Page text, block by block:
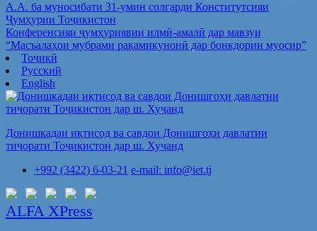
А.А. ба муносибати 31-умин солгарди Конститутсияи
Ҷумҳурии Тоҷикистон
Конференсияи ҷумҳуриявии илмӣ-амалӣ дар мавзуи
“Масъалаҳои мубрами рақамикунонӣ дар бонкдории муосир”
Тоҷикӣ
Русский
English
Донишкадаи иқтисод ва савдои Донишгоҳи давлатии
тиҷорати Тоҷикистон дар ш. Хуҷанд
+992 (3422) 6-03-21 e-mail: info@iet.tj
ALFA XPress